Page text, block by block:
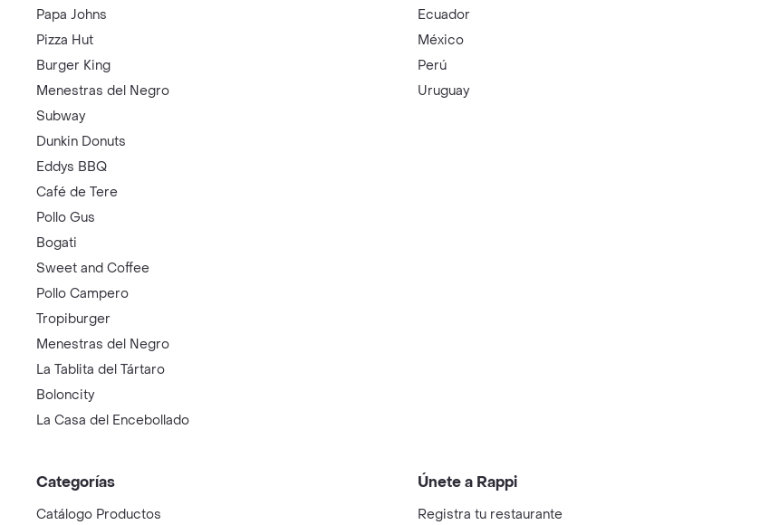
Papa Johns
Pizza Hut
Burger King
Menestras del Negro
Subway
Dunkin Donuts
Eddys BBQ
Café de Tere
Pollo Gus
Bogati
Sweet and Coffee
Pollo Campero
Tropiburger
Menestras del Negro
La Tablita del Tártaro
Boloncity
La Casa del Encebollado
Ecuador
México
Perú
Uruguay
Categorías
Catálogo Productos
Únete a Rappi
Registra tu restaurante